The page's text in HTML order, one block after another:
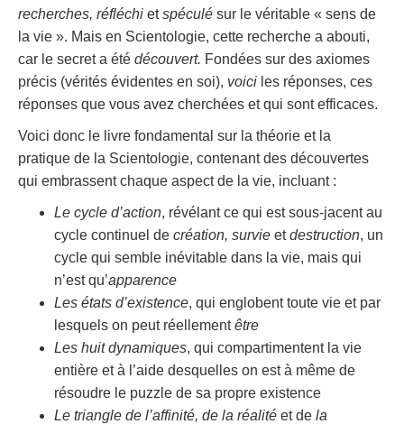
recherches, réfléchi etspéculé sur le véritable « sens de
la vie ». Mais en Scientologie, cette recherche a abouti,
car le secret a été découvert. Fondées sur des axiomes
précis (vérités évidentes en soi), voici les réponses, ces
réponses que vous avez cherchées et qui sont efficaces.
Voici donc le livre fondamental sur la théorie et la
pratique de la Scientologie, contenant des découvertes
qui embrassent chaque aspect de la vie, incluant :
Le cycle d’action, révélant ce qui est sous-jacent au
cycle continuel de création, survie etdestruction, un
cycle qui semble inévitable dans la vie, mais qui
n’est qu’apparence
Les états d’existence, qui englobent toute vie et par
lesquels on peut réellementêtre
Les huit dynamiques, qui compartimentent la vie
entière et à l’aide desquelles on est à même de
résoudre le puzzle de sa propre existence
Le triangle de l’affinité, de la réalité et de la